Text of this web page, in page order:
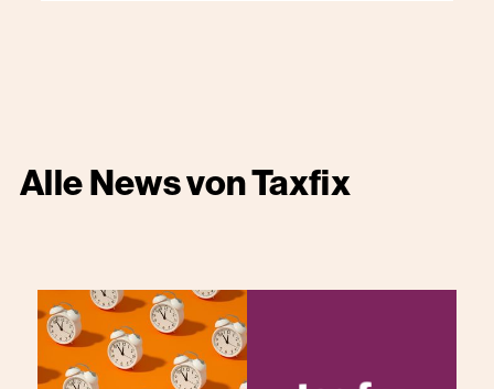
Alle News vonTaxfix